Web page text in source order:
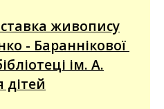
живопису
- Бараннікової
ім. А.
дітей